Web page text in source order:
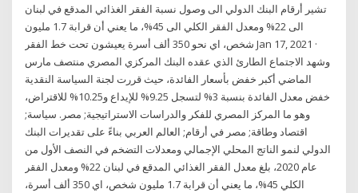
تشير أرقام البنك الدولي الى وصول نسبة الفقر الغذائي المدقع في لبنان
الى 22% ومعدل الفقر الكلي الى 45%، ما يعني أن قرابة 1.7 مليون
شخص، اي نحو 350 ألف أسرة يعيشون تحت خط الفقر Jan 17, 2021 ·
وشهد الاجتماع الطارئ الذي عقده البنك المركزي المصري منتصف مارس
الماضي أكبر خفض بأسعار الفائدة، حيث قررت لجنة السياسة النقدية
خفض معدل الفائدة بنسبة 3% لتسجل 9.25% للإيداع و10.25% للاقتراض،
وهو ما المركز المصري للفكر والدراسات الاستراتيجية; مصر. سياسة;
اقتصاد وطاقة; مصر في أرقام; العالم العربي بناءً على تقديرات البنك
الدولي لنمو الناتج المحلي الإجمالي ومعدلات التضخم في النصف الأول من
عام 2020، بلغ معدل الفقر الغذائي المدقع في لبنان 22% ومعدل الفقر
الكلي 45%، ما يعني أن قرابة 1.7 مليون شخص، اي 350 ألف أسرة،